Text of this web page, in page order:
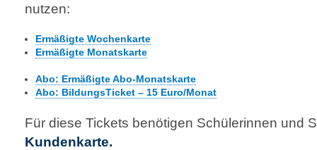
nutzen:
Ermäßigte Wochenkarte
Ermäßigte Monatskarte
Abo: Ermäßigte Abo-Monatskarte
Abo: BildungsTicket – 15 Euro/Monat
Für diese Tickets benötigen Schülerinnen und
Kundenkarte.